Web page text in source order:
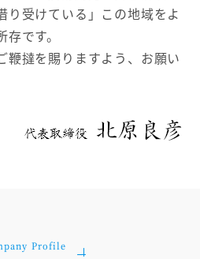
り受けている」この地域をよ
存です。
鞭撻を賜りますよう、お願い
Profile